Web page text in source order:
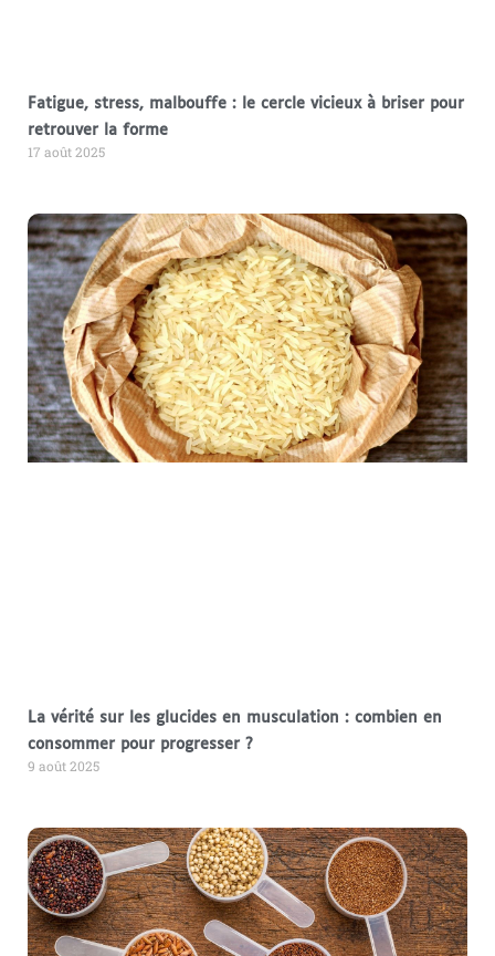
Fatigue, stress, malbouffe : le cercle vicieux à briser pour
retrouver la forme
17 août 2025
La vérité sur les glucides en musculation : combien en
consommer pour progresser ?
9 août 2025